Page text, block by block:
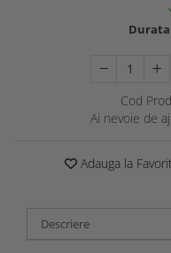
Cod
Ai nevoie de
Adauga la
Descriere